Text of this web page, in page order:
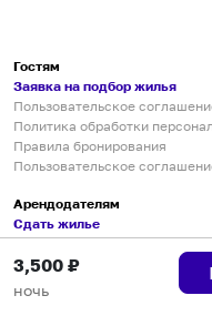
3,500 ₽
ночь
Гостям
Заявка на подбор жилья
Пользовательское
Политика обработки
Правила бронирования
Пользовательское
Арендодателям
Сдать жилье
Пользовательское
Правила публикации